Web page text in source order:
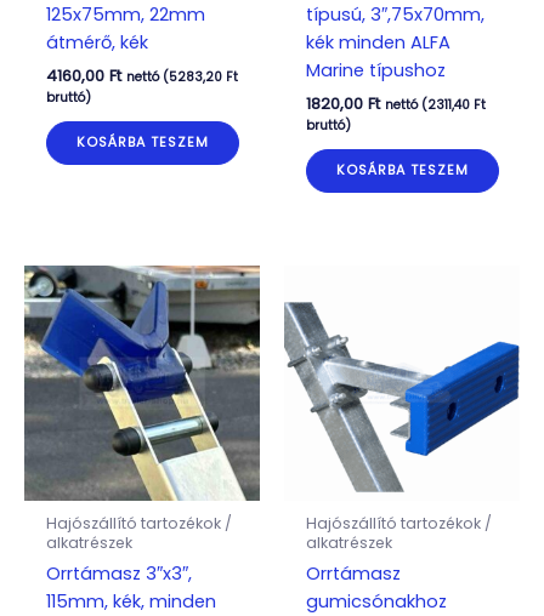
125x75mm, 22mm
átmérő, kék
4160,00 Ft nettó (5283,20 Ft
bruttó)
KOSÁRBA TESZEM
típusú, 3″,75x70mm,
kék minden ALFA
Marine típushoz
1820,00 Ft nettó (2311,40 Ft
bruttó)
KOSÁRBA TESZEM
Hajószállító tartozékok /
alkatrészek
Orrtámasz 3″x3″,
115mm, kék, minden
Hajószállító tartozékok /
alkatrészek
Orrtámasz
gumicsónakhoz